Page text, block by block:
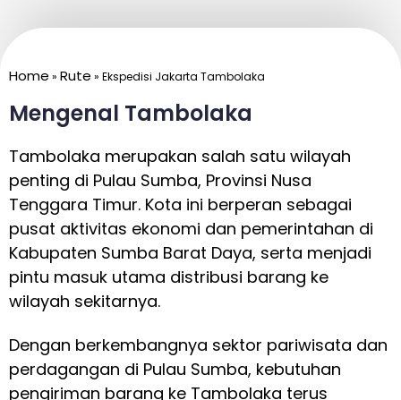
Home » Rute » Ekspedisi Jakarta Tambolaka
Mengenal Tambolaka
Tambolaka merupakan salah satu wilayah
penting di Pulau Sumba, Provinsi Nusa
Tenggara Timur. Kota ini berperan sebagai
pusat aktivitas ekonomi dan pemerintahan di
Kabupaten Sumba Barat Daya, serta menjadi
pintu masuk utama distribusi barang ke
wilayah sekitarnya.
Dengan berkembangnya sektor pariwisata dan
perdagangan di Pulau Sumba, kebutuhan
pengiriman barang ke Tambolaka terus